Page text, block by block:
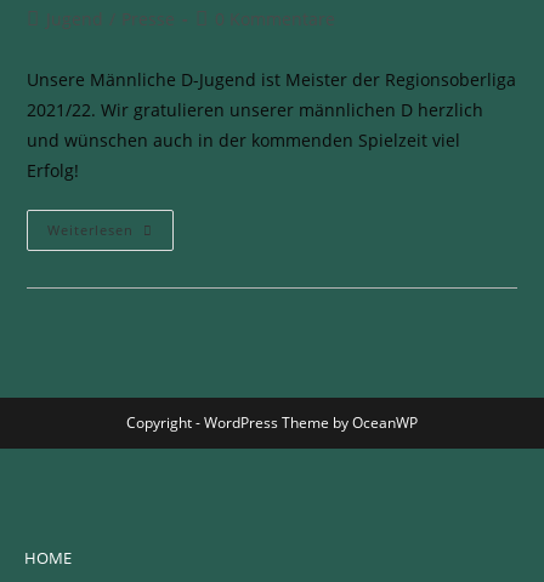
Jugend / Presse 0 Kommentare
Unsere Männliche D-Jugend ist Meister der Regionsoberliga
2021/22. Wir gratulieren unserer männlichen D herzlich
und wünschen auch in der kommenden Spielzeit viel
Erfolg!
Weiterlesen
Copyright - WordPress Theme by OceanWP
HOME